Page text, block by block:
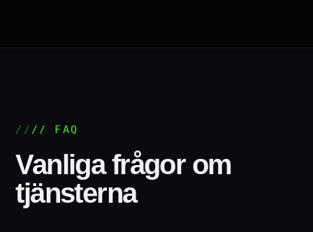
// FAQ
Vanliga frågor om
tjänsterna